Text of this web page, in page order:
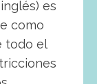
es
como
todo el